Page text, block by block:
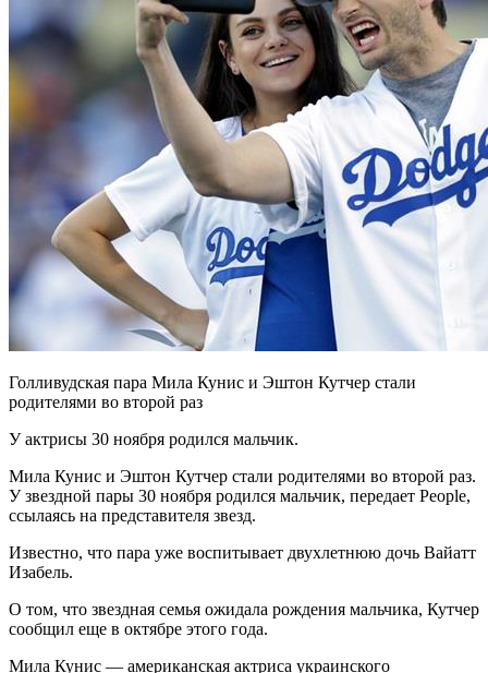
Голливудская пара Мила Кунис и Эштон Кутчер стали
родителями во второй раз
У актрисы 30 ноября родился мальчик.
Мила Кунис и Эштон Кутчер стали родителями во второй раз.
У звездной пары 30 ноября родился мальчик, передает People,
ссылаясь на представителя звезд.
Известно, что пара уже воспитывает двухлетнюю дочь Вайатт
Изабель.
О том, что звездная семья ожидала рождения мальчика, Кутчер
сообщил еще в октябре этого года.
Мила Кунис — американская актриса украинского